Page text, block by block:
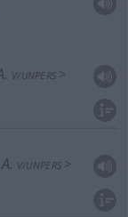
V/UNPERS >
A. V/UNPERS >